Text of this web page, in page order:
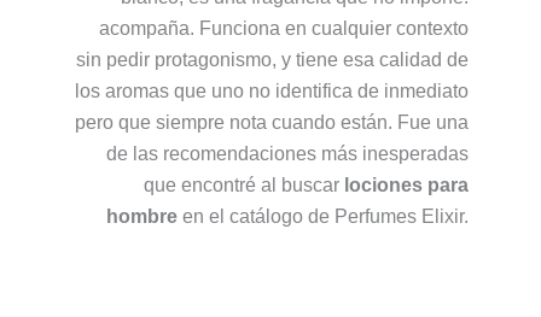
acompaña. Funciona en cualquier contexto
sin pedir protagonismo, y tiene esa calidad de
los aromas que uno no identifica de inmediato
pero que siempre nota cuando están. Fue una
de las recomendaciones más inesperadas
que encontré al buscar lociones para
hombre en el catálogo de Perfumes Elixir.